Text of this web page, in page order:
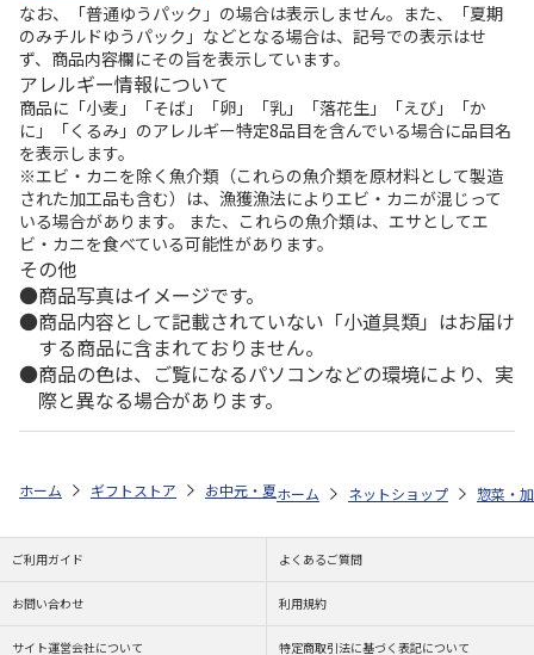
なお、「普通ゆうパック」の場合は表示しません。また、「夏期
のみチルドゆうパック」などとなる場合は、記号での表示はせ
ず、商品内容欄にその旨を表示しています。
アレルギー情報について
商品に「小麦」「そば」「卵」「乳」「落花生」「えび」「か
に」「くるみ」のアレルギー特定8品目を含んでいる場合に品目名
を表示します。
※エビ・カニを除く魚介類（これらの魚介類を原材料として製造
された加工品も含む）は、漁獲漁法によりエビ・カニが混じって
いる場合があります。 また、これらの魚介類は、エサとしてエ
ビ・カニを食べている可能性があります。
その他
商品写真はイメージです。
商品内容として記載されていない「小道具類」はお届け
する商品に含まれておりません。
商品の色は、ご覧になるパソコンなどの環境により、実
際と異なる場合があります。
ホーム ギフトストア お中元・夏ギフト特集 2026 ゆうゆうギフト
ホーム ネットショップ 惣菜・
ご利用ガイド よくあるご質問
お問い合わせ 利用規約
サイト運営会社について 特定商取引法に基づく表記について